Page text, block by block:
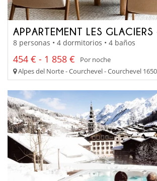
APPARTEMENT LES
8 personas • 4 dormitorios • 4 baños
454 € - 1 858 €
Por noche
Alpes del Norte - Courchevel - Courchevel 1650